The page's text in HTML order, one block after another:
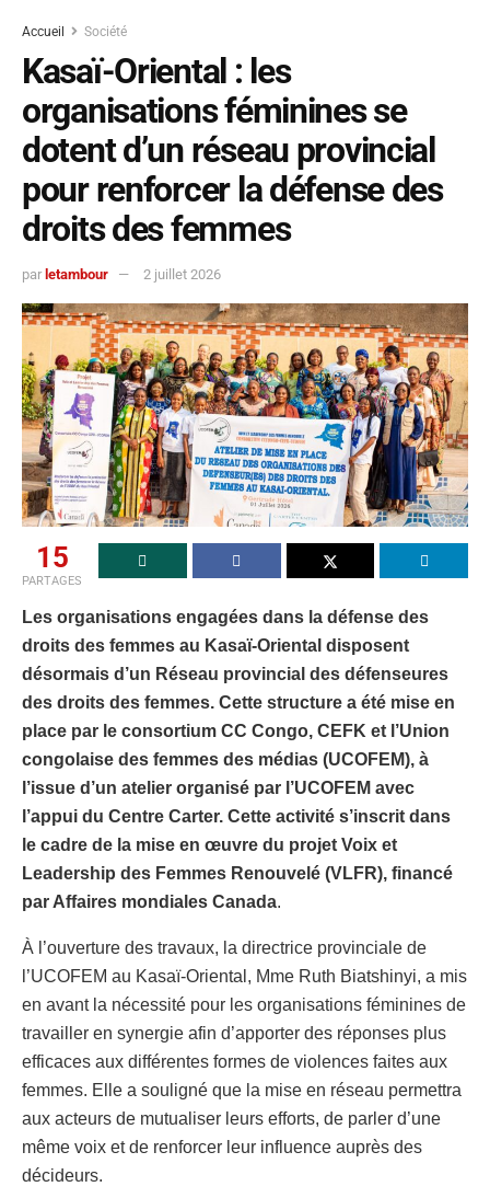
Accueil Société
Kasaï-Oriental : les
organisations féminines se
dotent d’un réseau provincial
pour renforcer la défense des
droits des femmes
par letambour 2 juillet 2026
15
PARTAGES
Les organisations engagées dans la défense des
droits des femmes au Kasaï-Oriental disposent
désormais d’un Réseau provincial des défenseures
des droits des femmes. Cette structure a été mise en
place par le consortium CC Congo, CEFK et l’Union
congolaise des femmes des médias (UCOFEM), à
l’issue d’un atelier organisé par l’UCOFEM avec
l’appui du Centre Carter. Cette activité s’inscrit dans
le cadre de la mise en œuvre du projet Voix et
Leadership des Femmes Renouvelé (VLFR), financé
par Affaires mondiales Canada.
À l’ouverture des travaux, la directrice provinciale de
l’UCOFEM au Kasaï-Oriental, Mme Ruth Biatshinyi, a mis
en avant la nécessité pour les organisations féminines de
travailler en synergie afin d’apporter des réponses plus
efficaces aux différentes formes de violences faites aux
femmes. Elle a souligné que la mise en réseau permettra
aux acteurs de mutualiser leurs efforts, de parler d’une
même voix et de renforcer leur influence auprès des
décideurs.